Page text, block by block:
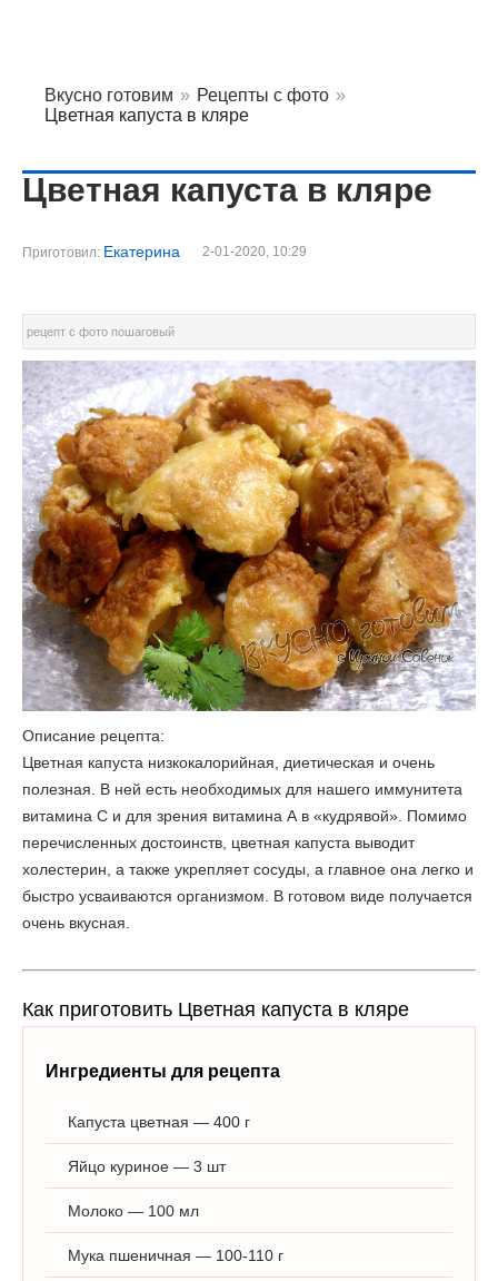
Вкусно готовим » Рецепты с фото »
Цветная капуста в кляре
Цветная капуста в кляре
Приготовил: Екатерина 2-01-2020, 10:29
рецепт с фото пошаговый
Описание рецепта:
Цветная капуста низкокалорийная, диетическая и очень
полезная. В ней есть необходимых для нашего иммунитета
витамина С и для зрения витамина А в «кудрявой». Помимо
перечисленных достоинств, цветная капуста выводит
холестерин, а также укрепляет сосуды, а главное она легко и
быстро усваиваются организмом. В готовом виде получается
очень вкусная.
Как приготовить Цветная капуста в кляре
Ингредиенты для рецепта
Капуста цветная — 400 г
Яйцо куриное — 3 шт
Молоко — 100 мл
Мука пшеничная — 100-110 г